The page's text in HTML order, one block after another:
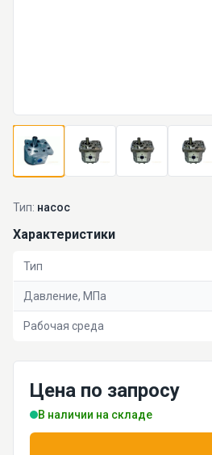
Тип: насос
Характеристики
Тип
Давление, МПа
Рабочая среда
Цена по запросу
В наличии на складе